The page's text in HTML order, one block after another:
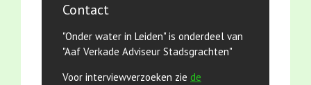
Contact
"Onder water in Leiden" is onderdeel van
"Aaf Verkade Adviseur Stadsgrachten"
Voor interviewverzoeken zie de